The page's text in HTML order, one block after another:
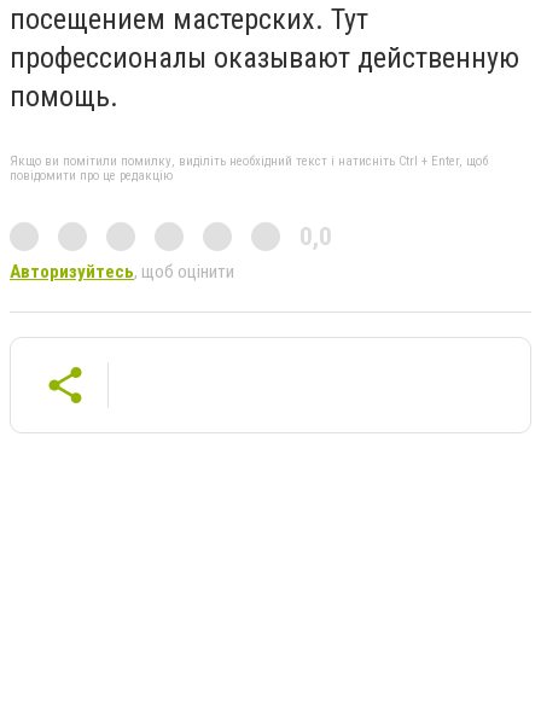
посещением мастерских. Тут
профессионалы оказывают действенную
помощь.
Якщо ви помітили помилку, виділіть необхідний текст і натисніть Ctrl + Enter, щоб
повідомити про це редакцію
0,0
Авторизуйтесь, щоб оцінити